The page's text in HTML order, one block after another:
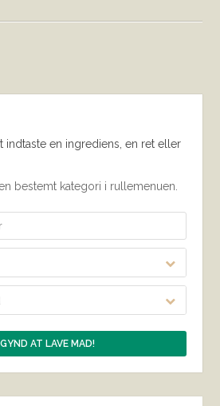
indtaste en ingrediens, en ret eller
bestemt kategori i rullemenuen.